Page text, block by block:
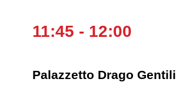
11:45 - 12:00
Palazzetto Drago Gentili